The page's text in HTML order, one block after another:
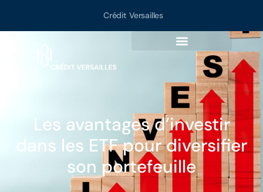
Crédit Versailles
Les avantages d’investir
dans les ETF pour diversifier
son portefeuille